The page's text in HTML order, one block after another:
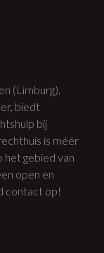
(Limburg),
biedt
bij
is méér
gebied van
open en
contact op!